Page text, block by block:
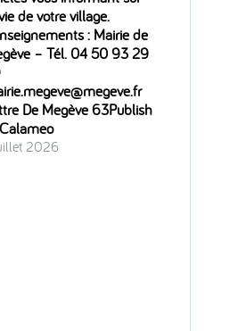
de votre village.
: Mairie de
– Tél. 04 50 93 29
De Megève 63Publish
2026